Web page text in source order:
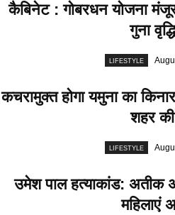
कैबिनेट : गोबरधन योजना
गुना
LIFESTYLE
कचरामुक्त होगा यमुना का
शहर
LIFESTYLE
उमेश पाल हत्याकांड: अतीक
महिलाएं